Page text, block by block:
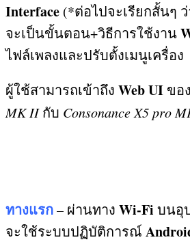
Interface (*ต่อไปจะเรียกสั้นๆ
จะเป็นขั้นตอน+วิธีการใช้งาน
ไฟล์เพลงและปรับตั้งเมนูเครื่อง
ผู้ใช้สามารถเข้าถึง Web UI ของ
MK II กับ Consonance X5 pro
ทางแรก– ผ่านทาง Wi-Fi บนอุ
จะใช้ระบบปฏิบัติการณ์